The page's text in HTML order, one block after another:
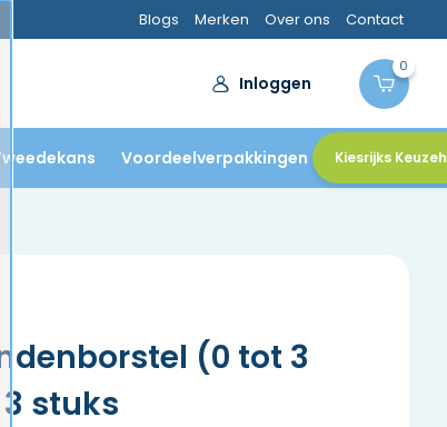
Blogs Merken Over ons Contact
Inloggen
0
Voordeelverpakkingen Kiesrijks
(0 tot 3
stuks